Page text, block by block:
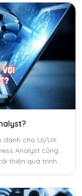
dành cho UI/UX
Analyst cũng
thiện quá trình